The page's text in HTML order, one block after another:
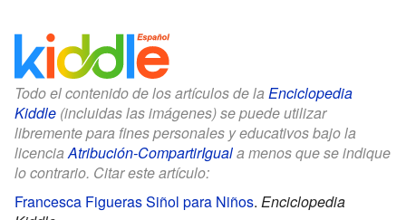
Todo el contenido de los artículos de la Enciclopedia
Kiddle (incluidas las imágenes) se puede utilizar
libremente para fines personales y educativos bajo la
licenciaAtribución-CompartirIguala menos que se indique
lo contrario. Citar este artículo:
Francesca Figueras Siñol para Niños. Enciclopedia